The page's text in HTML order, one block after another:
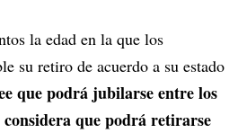
la edad en la que los
su retiro de acuerdo a su estado
que podrá jubilarse entre los
que podrá retirarse